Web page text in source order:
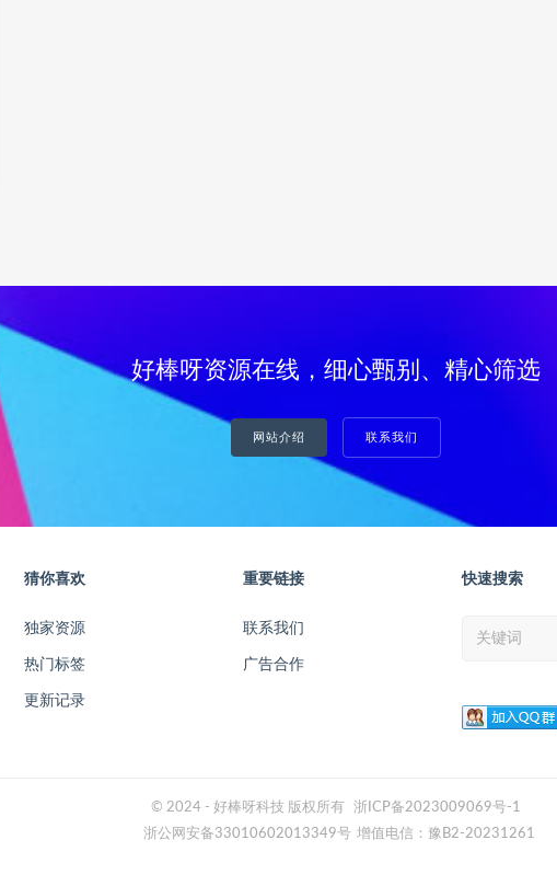
好棒呀资源在线，细心甄别、精心筛选
网站介绍 联系我们
猜你喜欢
独家资源
热门标签
更新记录
重要链接
联系我们
广告合作
快速搜索
© 2024 - 好棒呀科技 版权所有
浙ICP备2023009069号-1
浙公网安备33010602013349号 增值电信：豫B2-20231261